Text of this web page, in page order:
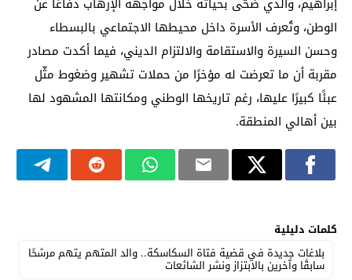
الوطن، وتُعرف الأسرة داخل محيطها الاجتماعي بالبسطاء
وحسن السيرة والاستقامة والالتزام الديني، فيما أكدت مصادر
مقربة أن ما تعرضت له مؤخرًا من حملات تشهير وضغوط مثّل
عبئًا كبيرًا عليها، رغم تاريخها الوطني ومكانتها المشهود لها
بين أهالي المنطقة.
كلمات دليلية
بلاغات جديدة في قضية فتاة السكاسكة.. والد المتهم يتهم مرشحًا
سابقًا وآخرين بالابتزاز ونشر الشائعات